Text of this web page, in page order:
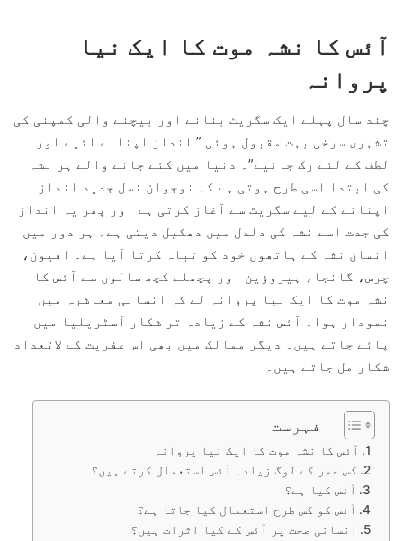
آئس کا نشہ موت کا ایک نیا
پروانہ
چند سال پہلے ایک سگریٹ بنانے اور بیچنے والی کمپنی کی
تشہری سرخی بہت مقبول ہوئی ” انداز اپنانے آئیے اور
لطف کے لئے رک جائیے”۔ دنیا میں کئے جانے والے ہر نشہ
کی ابتدا اسی طرح ہوتی ہے کہ نوجوان نسل جدید انداز
اپنانے کے لیے سگریٹ سے آغاز کرتی ہے اور پھر یہ انداز
کی جدت اسے نشہ کی دلدل میں دھکیل دیتی ہے۔ ہر دور میں
انسان نشہ کے ہاتھوں خود کو تباہ کرتا آیا ہے۔ افیون،
چرس، گانجا، ہیروؤین اور پچھلے کچھ سالوں سے آئس کا
نشہ موت کا ایک نیا پروانہ لے کر انسانی معاشرہ میں
نمودار ہوا۔ آئس نشہ کے زیادہ تر شکار آسٹریلیا میں
پائے جاتے ہیں۔ دیگر ممالک میں بھی اس عفریت کے لاتعداد
شکار مل جاتے ہیں۔
فہرست
آئس کا نشہ موت کا ایک نیا پروانہ
کس عمر کے لوگ زیادہ آئس استعمال کرتے ہیں؟
آئس کیا ہے؟
آئس کو کس طرح استعمال کیا جاتا ہے؟
انسانی صحت پر آئس کے کیا اثرات ہیں؟